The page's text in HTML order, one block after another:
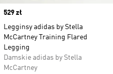
Price
529 zł
Legginsy adidas by Stella
McCartney Training Flared
Legging
Damskie adidas by Stella
McCartney